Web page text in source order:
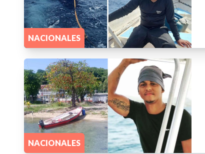
NACIONALES
NACIONALES